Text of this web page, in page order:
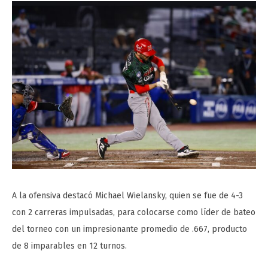
A la ofensiva destacó Michael Wielansky, quien se fue de 4-3
con 2 carreras impulsadas, para colocarse como líder de bateo
del torneo con un impresionante promedio de .667, producto
de 8 imparables en 12 turnos.